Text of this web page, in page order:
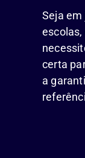
Seja em
certa
a